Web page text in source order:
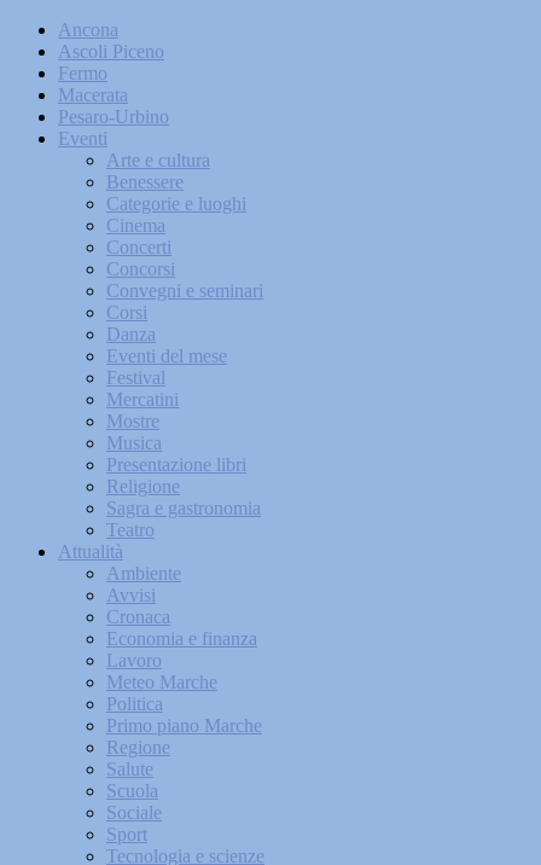
Ancona
Ascoli Piceno
Fermo
Macerata
Pesaro-Urbino
Eventi
Arte e cultura
Benessere
Categorie e luoghi
Cinema
Concerti
Concorsi
Convegni e seminari
Corsi
Danza
Eventi del mese
Festival
Mercatini
Mostre
Musica
Presentazione libri
Religione
Sagra e gastronomia
Teatro
Attualità
Ambiente
Avvisi
Cronaca
Economia e finanza
Lavoro
Meteo Marche
Politica
Primo piano Marche
Regione
Salute
Scuola
Sociale
Sport
Tecnologia e scienze